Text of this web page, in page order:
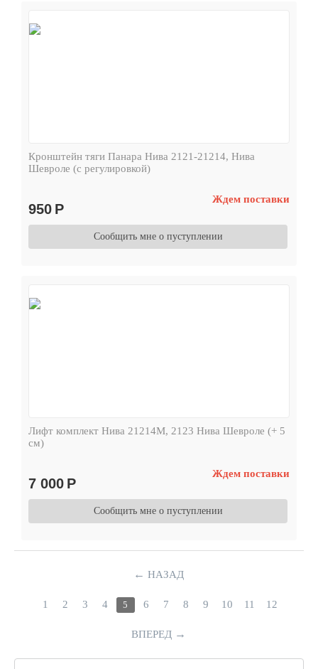
Кронштейн тяги Панара Нива 2121-21214, Нива
Шевроле (с регулировкой)
950 Р
Ждем поставки
Сообщить мне о пуступлении
Лифт комплект Нива 21214М, 2123 Нива Шевроле (+ 5
см)
7 000 Р
Ждем поставки
Сообщить мне о пуступлении
← НАЗАД
1 2 3 4 5 6 7 8 9 10 11 12
ВПЕРЕД →